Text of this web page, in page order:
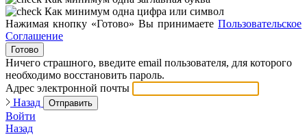
Как минимум одна цифра или символ
Нажимая кнопку «Готово» Вы принимаете Пользовательское
Соглашение
Готово
Ничего страшного, введите email пользователя, для которого
необходимо восстановить пароль.
Адрес электронной почты
Назад
Отправить
Войти
Назад